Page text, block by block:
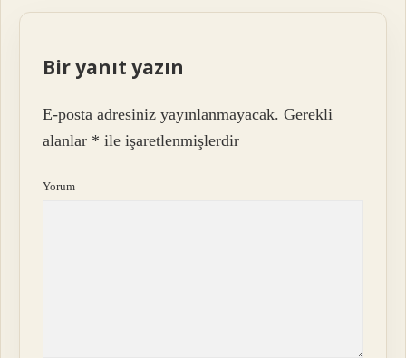
Bir yanıt yazın
E-posta adresiniz yayınlanmayacak. Gerekli
alanlar * ile işaretlenmişlerdir
Yorum